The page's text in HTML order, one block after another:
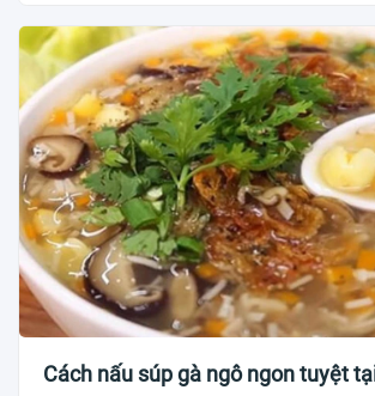
Cách nấu súp gà ngô ngon tuyệt